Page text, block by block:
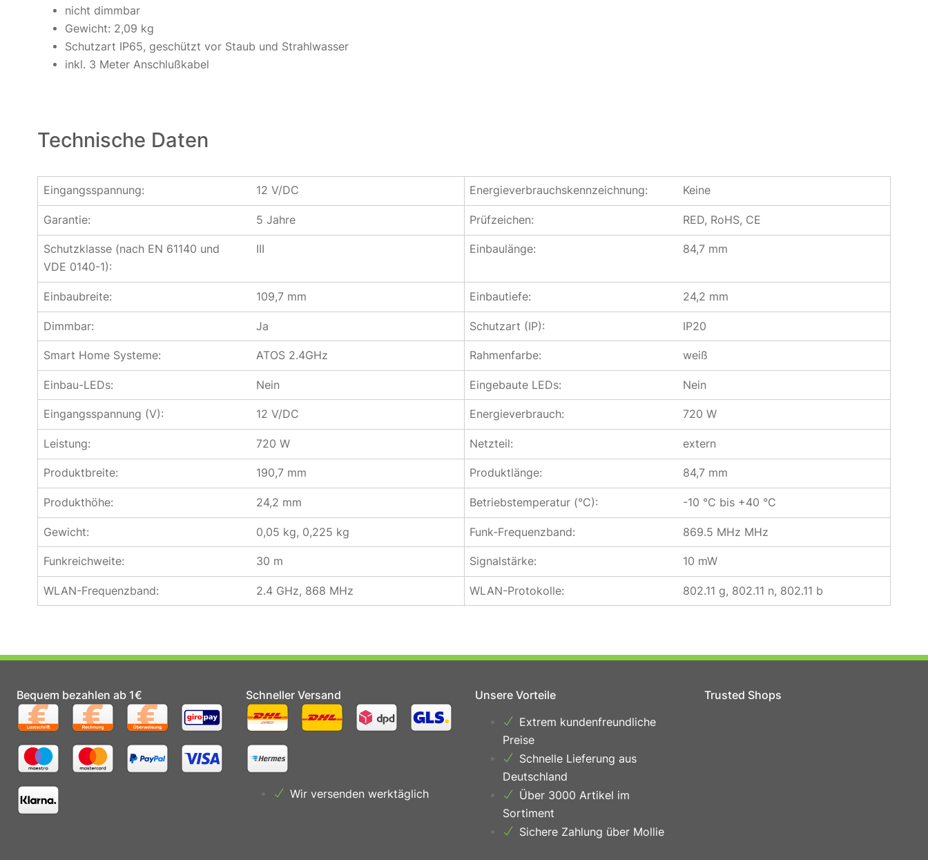
nicht dimmbar
Gewicht: 2,09 kg
Schutzart IP65, geschützt vor Staub und Strahlwasser
inkl. 3 Meter Anschlußkabel
Technische Daten
Eingangsspannung: 12 V/DC Energieverbrauchskennzeichnung: Keine
Garantie: 5 Jahre Prüfzeichen: RED, RoHS, CE
Schutzklasse (nach EN 61140 und
VDE 0140-1):
III Einbaulänge: 84,7 mm
Einbaubreite: 109,7 mm Einbautiefe: 24,2 mm
Dimmbar: Ja Schutzart (IP): IP20
Smart Home Systeme: ATOS 2.4GHz Rahmenfarbe: weiß
Einbau-LEDs: Nein Eingebaute LEDs: Nein
Eingangsspannung (V): 12 V/DC Energieverbrauch: 720 W
Leistung: 720 W Netzteil: extern
Produktbreite: 190,7 mm Produktlänge: 84,7 mm
Produkthöhe: 24,2 mm Betriebstemperatur (°C): -10 °C bis +40 °C
Gewicht: 0,05 kg, 0,225 kg Funk-Frequenzband: 869.5 MHz MHz
Funkreichweite: 30 m Signalstärke: 10 mW
WLAN-Frequenzband: 2.4 GHz, 868 MHz WLAN-Protokolle: 802.11 g, 802.11 n, 802.11 b
Bequem bezahlen ab 1€ Schneller Versand
Wir versenden werktäglich
Unsere Vorteile
Extrem kundenfreundliche
Preise
Schnelle Lieferung aus
Deutschland
Über 3000 Artikel im
Sortiment
Sichere Zahlung über Mollie
Trusted Shops